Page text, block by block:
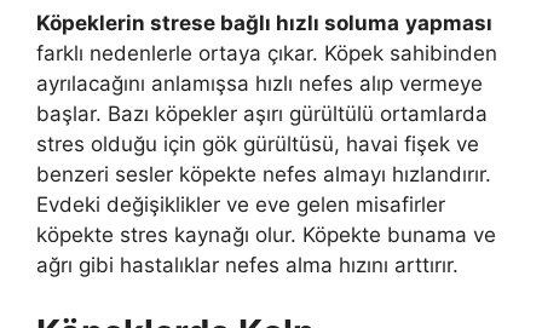
Köpeklerin strese bağlı hızlı soluma yapması
farklı nedenlerle ortaya çıkar. Köpek sahibinden
ayrılacağını anlamışsa hızlı nefes alıp vermeye
başlar. Bazı köpekler aşırı gürültülü ortamlarda
stres olduğu için gök gürültüsü, havai fişek ve
benzeri sesler köpekte nefes almayı hızlandırır.
Evdeki değişiklikler ve eve gelen misafirler
köpekte stres kaynağı olur. Köpekte bunama ve
ağrı gibi hastalıklar nefes alma hızını arttırır.